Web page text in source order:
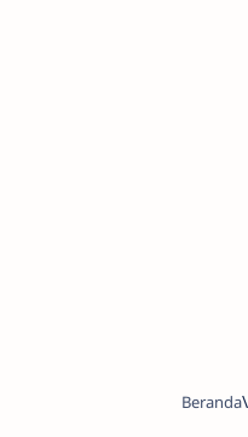
Beranda